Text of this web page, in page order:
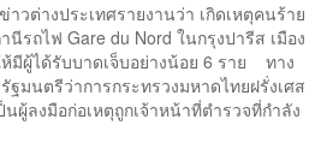
วต่างประเทศรายงานว่า เกิดเหตุคนร้าย
รถไฟ Gare du Nord ในกรุงปารีส เมือง
ห้มีผู้ได้รับบาดเจ็บอย่างน้อย 6 ราย ทาง
ฐมนตรีว่าการกระทรวงมหาดไทยฝรั่งเศส
ผู้ลงมือก่อเหตุถูกเจ้าหน้าที่ตำรวจที่กำลัง